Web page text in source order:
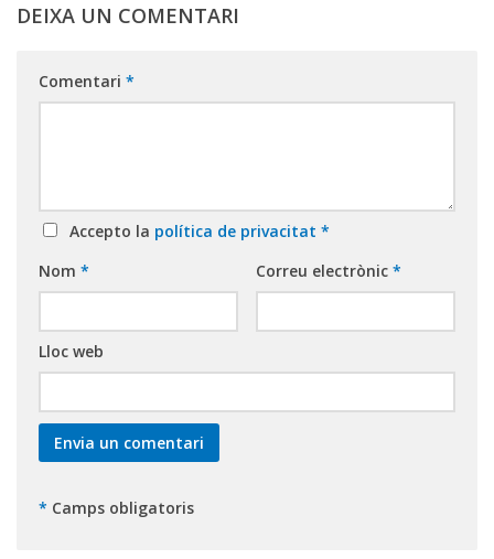
DEIXA UN COMENTARI
Comentari *
Accepto la política de privacitat *
Nom * Correu electrònic *
Lloc web
* Camps obligatoris